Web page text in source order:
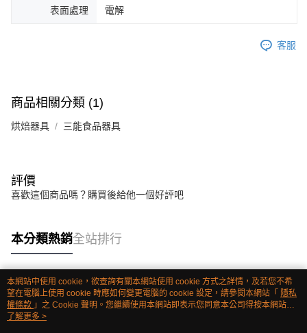
表面處理 電解
客服
商品相關分類 (1)
烘焙器具 三能食品器具
評價
喜歡這個商品嗎？購買後給他一個好評吧
本分類熱銷全站排行
熱門標籤
本網站中使用 cookie，欲查詢有關本網站使用 cookie 方式之詳情，及若您不希
望在電腦上使用 cookie 時應如何變更電腦的 cookie 設定，請參閱本網站「 隱私
權條款 」之 Cookie 聲明。您繼續使用本網站即表示您同意本公司得按本網站使
用條款之 Cookie 聲明使用 cookie。
了解更多 >